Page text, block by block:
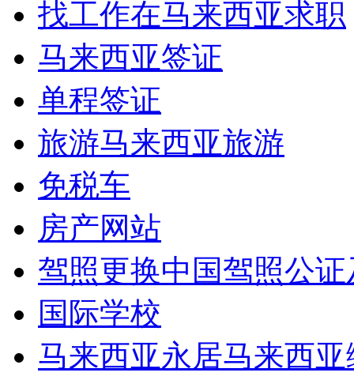
找工作在马来西亚求职
马来西亚签证
单程签证
旅游马来西亚旅游
免税车
房产网站
驾照更换中国驾照公
国际学校
马来西亚永居马来西